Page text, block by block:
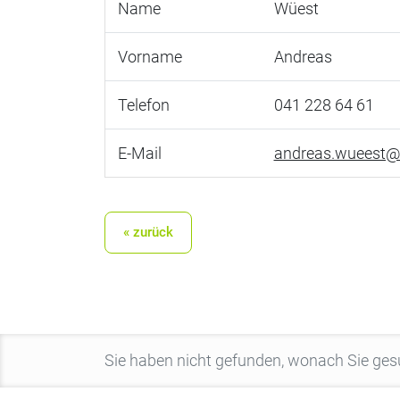
Name Wüest
Vorname Andreas
Telefon 041 228 64 61
E-Mail
« zurück